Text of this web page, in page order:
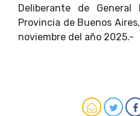
Deliberante de
Provincia de Buenos
noviembre del año 2025.-